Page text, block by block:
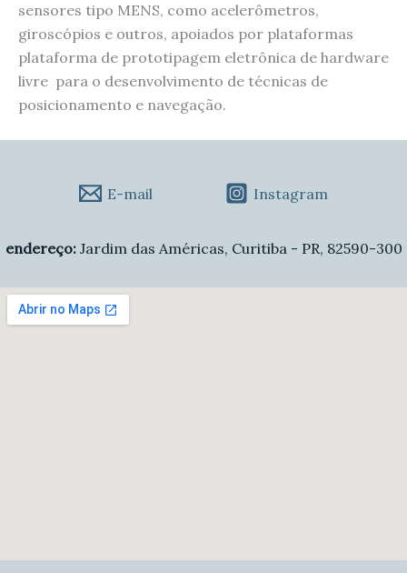
sensores tipo MENS, como acelerômetros,
giroscópios e outros, apoiados por plataformas
plataforma de prototipagem eletrônica de hardware
livre para o desenvolvimento de técnicas de
posicionamento e navegação.
E-mail Instagram
endereço:Jardim das Américas, Curitiba - PR, 82590-300